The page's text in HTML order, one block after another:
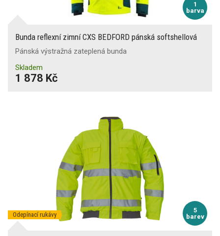
1
barva
Bunda reflexní zimní CXS BEDFORD pánská softshellová
Pánská výstražná zateplená bunda
Skladem
1 878 Kč
5
barev
Odepínací rukávy